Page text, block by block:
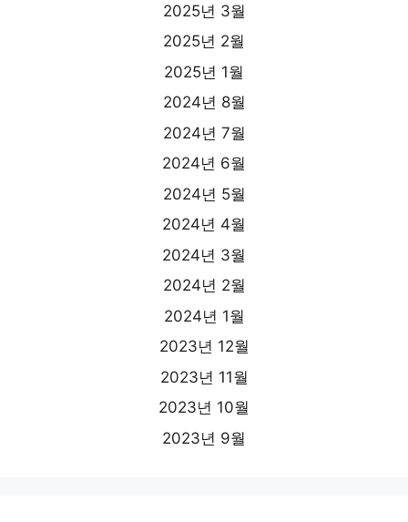
2025년 3월
2025년 2월
2025년 1월
2024년 8월
2024년 7월
2024년 6월
2024년 5월
2024년 4월
2024년 3월
2024년 2월
2024년 1월
2023년 12월
2023년 11월
2023년 10월
2023년 9월